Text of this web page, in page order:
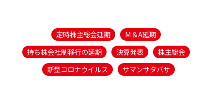
定時株主総会延期
M＆A延期
持ち株会社制移行の延期
決算発表
株主総会
新型コロナウイルス
サマンサタバサ